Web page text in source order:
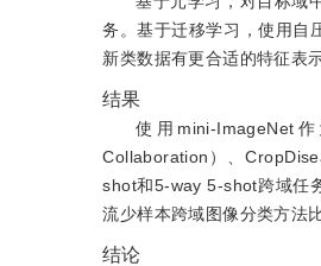
务。基于迁移学习，使用自
新类数据有更合适的特征表
结果
使用mini-ImageNet
Collaboration）、
shot和5-way 5-shot跨域任
流少样本跨域图像分类方法
结论